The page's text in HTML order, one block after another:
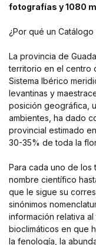
fotografías y 1080
¿Por qué un Catálogo
La provincia de
territorio en el centro
Sistema Ibérico
levantinas y
posición geográfica,
ambientes, ha dado
provincial estimado
30-35% de toda la
Para cada uno de
nombre científico
que le sigue su
sinónimos
información relativa
bioclimáticos en que
la fenología, la